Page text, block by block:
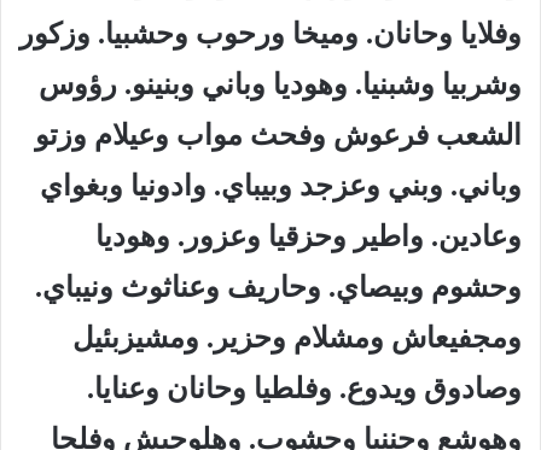
وفلايا وحانان. وميخا ورحوب وحشبيا. وزكور
وشربيا وشبنيا. وهوديا وباني وبنينو. رؤوس
الشعب فرعوش وفحث مواب وعيلام وزتو
وباني. وبني وعزجد وبيباي. وادونيا وبغواي
وعادين. واطير وحزقيا وعزور. وهوديا
وحشوم وبيصاي. وحاريف وعناثوث ونيباي.
ومجفيعاش ومشلام وحزير. ومشيزبئيل
وصادوق ويدوع. وفلطيا وحانان وعنايا.
وهوشع وحننيا وحشوب. وهلوحيش وفلحا